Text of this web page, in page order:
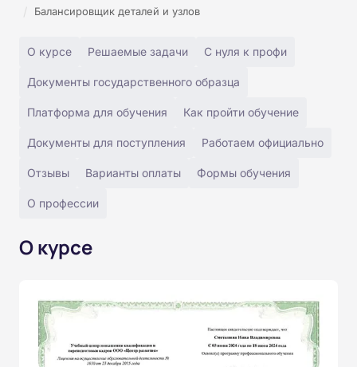
/ Балансировщик деталей и узлов
О курсе Решаемые задачи С нуля к профи
Документы государственного образца
Платформа для обучения Как пройти обучение
Документы для поступления Работаем официально
Отзывы Варианты оплаты Формы обучения
О профессии
О курсе